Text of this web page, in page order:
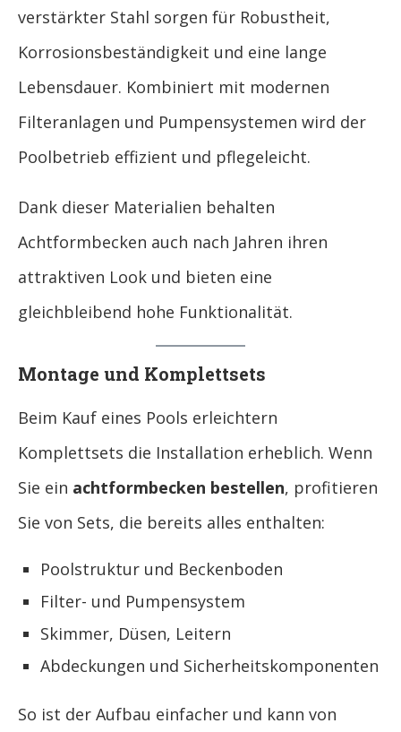
verstärkter Stahl sorgen für Robustheit,
Korrosionsbeständigkeit und eine lange
Lebensdauer. Kombiniert mit modernen
Filteranlagen und Pumpensystemen wird der
Poolbetrieb effizient und pflegeleicht.
Dank dieser Materialien behalten
Achtformbecken auch nach Jahren ihren
attraktiven Look und bieten eine
gleichbleibend hohe Funktionalität.
Montage und Komplettsets
Beim Kauf eines Pools erleichtern
Komplettsets die Installation erheblich. Wenn
Sie ein achtformbecken bestellen, profitieren
Sie von Sets, die bereits alles enthalten:
Poolstruktur und Beckenboden
Filter- und Pumpensystem
Skimmer, Düsen, Leitern
Abdeckungen und Sicherheitskomponenten
So ist der Aufbau einfacher und kann von